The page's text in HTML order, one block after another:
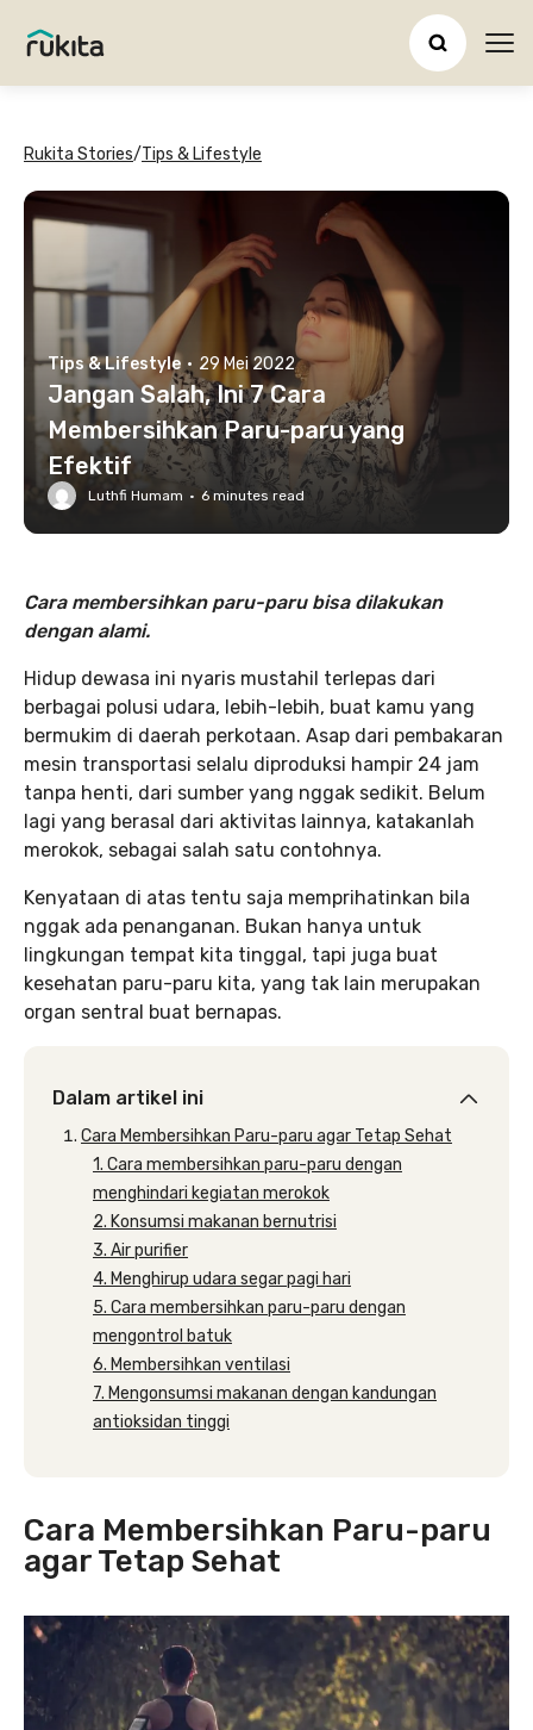
Rukita Stories/Tips & Lifestyle
Tips & Lifestyle · 29 Mei 2022
Jangan Salah, Ini 7 Cara
Membersihkan Paru-paru yang
Efektif
Luthfi Humam · 6 minutes read
Cara membersihkan paru-paru bisa dilakukan
dengan alami.
Hidup dewasa ini nyaris mustahil terlepas dari
berbagai polusi udara, lebih-lebih, buat kamu yang
bermukim di daerah perkotaan. Asap dari pembakaran
mesin transportasi selalu diproduksi hampir 24 jam
tanpa henti, dari sumber yang nggak sedikit. Belum
lagi yang berasal dari aktivitas lainnya, katakanlah
merokok, sebagai salah satu contohnya.
Kenyataan di atas tentu saja memprihatinkan bila
nggak ada penanganan. Bukan hanya untuk
lingkungan tempat kita tinggal, tapi juga buat
kesehatan paru-paru kita, yang tak lain merupakan
organ sentral buat bernapas.
Dalam artikel ini
Cara Membersihkan Paru-paru agar Tetap Sehat
1. Cara membersihkan paru-paru dengan
menghindari kegiatan merokok
2. Konsumsi makanan bernutrisi
3. Air purifier
4. Menghirup udara segar pagi hari
5. Cara membersihkan paru-paru dengan
mengontrol batuk
6. Membersihkan ventilasi
7. Mengonsumsi makanan dengan kandungan
antioksidan tinggi
Cara Membersihkan Paru-paru
agar Tetap Sehat